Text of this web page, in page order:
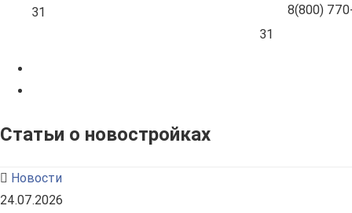
31
8(800)
31
Статьи о новостройках
Новости
24.07.2026